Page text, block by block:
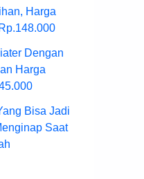
Harga
Dengan
Harga
Bisa Jadi
Saat